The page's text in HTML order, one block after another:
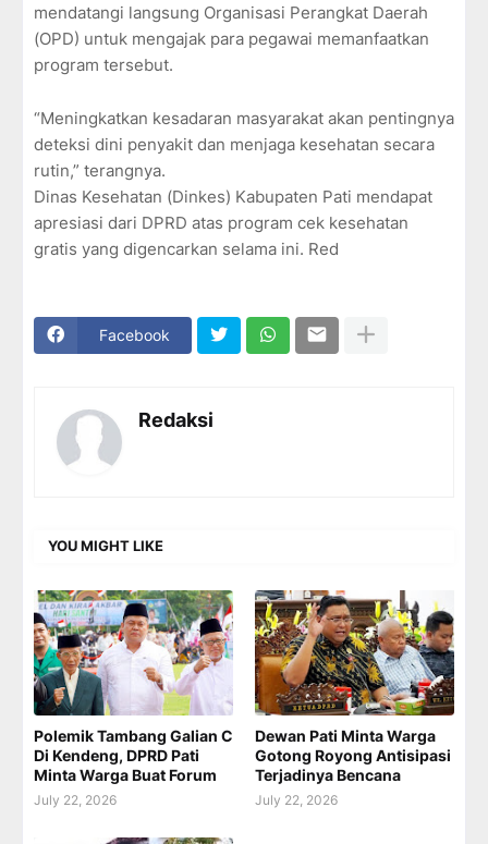
mendatangi langsung Organisasi Perangkat Daerah
(OPD) untuk mengajak para pegawai memanfaatkan
program tersebut.
“Meningkatkan kesadaran masyarakat akan pentingnya
deteksi dini penyakit dan menjaga kesehatan secara
rutin,” terangnya.
Dinas Kesehatan (Dinkes) Kabupaten Pati mendapat
apresiasi dari DPRD atas program cek kesehatan
gratis yang digencarkan selama ini. Red
Facebook
Redaksi
YOU MIGHT LIKE
Polemik Tambang Galian C
Di Kendeng, DPRD Pati
Minta Warga Buat Forum
July 22, 2026
Dewan Pati Minta Warga
Gotong Royong Antisipasi
Terjadinya Bencana
July 22, 2026